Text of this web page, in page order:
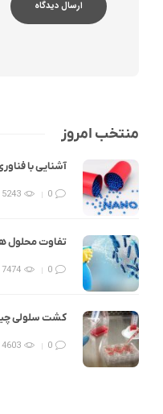
منتخب امروز
آشنایی با
0
5243
تفاوت محلول
0
7474
کشت سلولی
0
4603